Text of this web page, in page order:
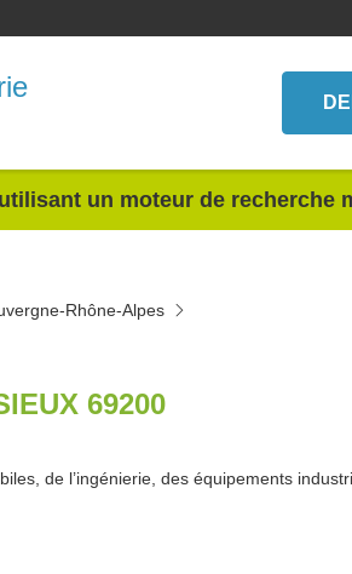
un moteur de recherche
Rhône-Alpes
69200
de l’ingénierie, des équipements